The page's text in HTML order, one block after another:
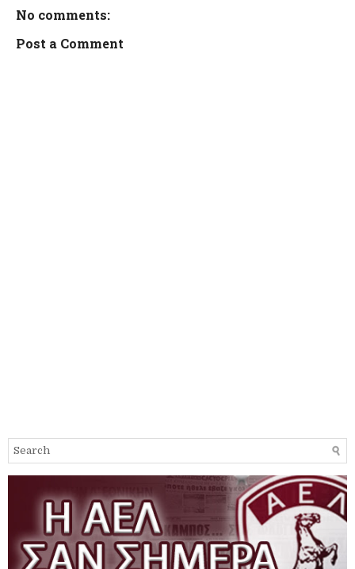
No comments:
Post a Comment